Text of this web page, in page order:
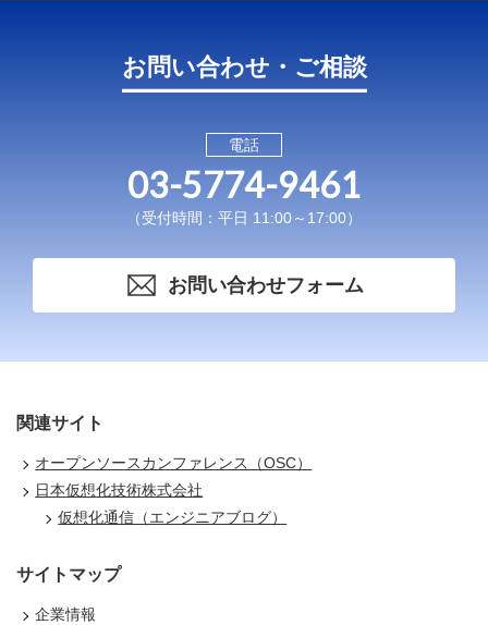
お問い合わせ・ご相談
電話
03-5774-9461
（受付時間：平日 11:00～17:00）
お問い合わせフォーム
関連サイト
オープンソースカンファレンス（OSC）
日本仮想化技術株式会社
仮想化通信（エンジニアブログ）
サイトマップ
企業情報